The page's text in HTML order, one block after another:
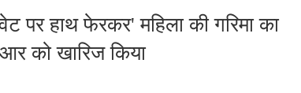
पर हाथ फेरकर' महिला की गरिमा का
को खारिज किया